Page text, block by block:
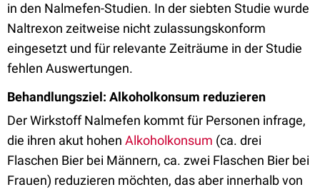
in den Nalmefen-Studien. In der siebten Studie wurde
Naltrexon zeitweise nicht zulassungskonform
eingesetzt und für relevante Zeiträume in der Studie
fehlen Auswertungen.
Behandlungsziel: Alkoholkonsum reduzieren
Der Wirkstoff Nalmefen kommt für Personen infrage,
die ihren akut hohen Alkoholkonsum (ca. drei
Flaschen Bier bei Männern, ca. zwei Flaschen Bier bei
Frauen) reduzieren möchten, das aber innerhalb von